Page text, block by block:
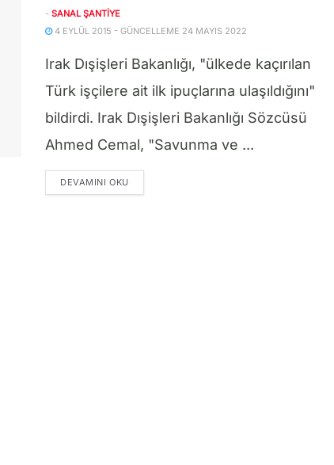
- SANAL ŞANTIYE
4 EYLÜL 2015 - GÜNCELLEME 24 MAYIS 2022
Irak Dışişleri Bakanlığı, "ülkede kaçırılan
Türk işçilere ait ilk ipuçlarına ulaşıldığını"
bildirdi. Irak Dışişleri Bakanlığı Sözcüsü
Ahmed Cemal, "Savunma ve ...
DEVAMINI OKUDETAILS